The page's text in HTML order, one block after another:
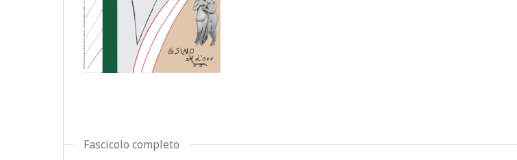
Fascicolo completo